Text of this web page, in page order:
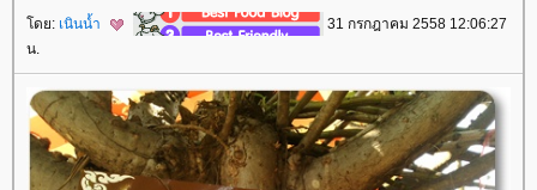
ดย: เนินน้ำ
31 กรกฎาคม 2558 12:06:27
น.